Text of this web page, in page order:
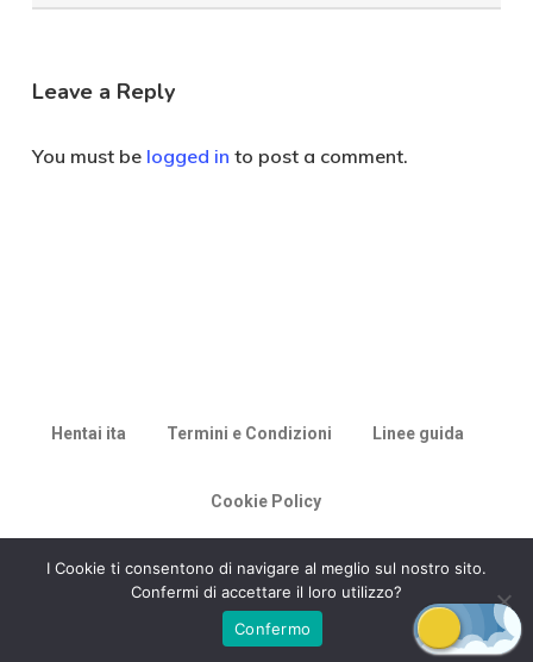
Categoria
Leave a Reply
You must be logged in to post a comment.
Hentai ita Termini e Condizioni Linee guida
Cookie Policy
© 2026 Racconti di Milù.
I Cookie ti consentono di navigare al meglio sul nostro sito.
Confermi di accettare il loro utilizzo?
Confermo